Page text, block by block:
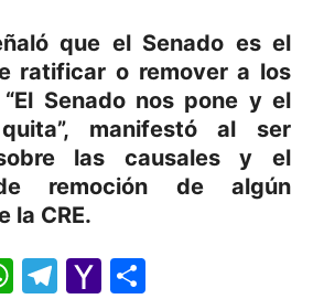
que el Senado es el
ratificar o remover a los
Senado nos pone y el
manifestó al ser
las causales y el
remoción de algún
la CRE.
WhatsApp
Telegram
Yahoo